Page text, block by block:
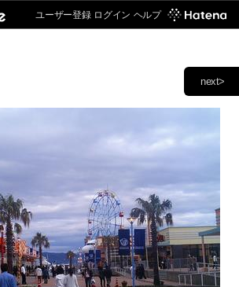
ユーザー登録 ログイン ヘルプ
next>